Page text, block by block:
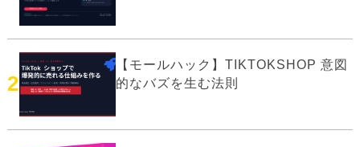
2
【モールハック】TIKTOKSHOP 意図
的なバズを生む法則